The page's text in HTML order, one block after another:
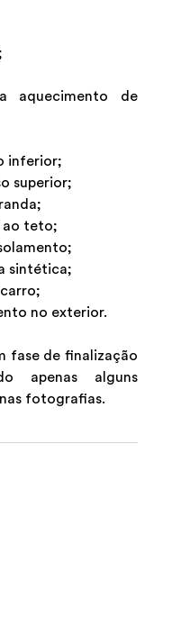
aquecimento de
inferior;
superior;
ao teto;
sintética;
no exterior.
fase de finalização
apenas alguns
fotografias.